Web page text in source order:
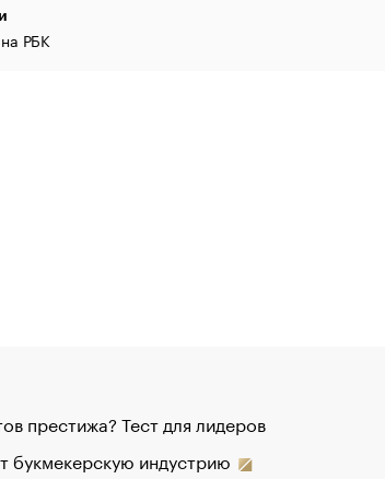
РБК
престижа? Тест для лидеров
букмекерскую индустрию